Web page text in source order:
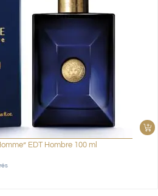
EDT Hombre 100 ml